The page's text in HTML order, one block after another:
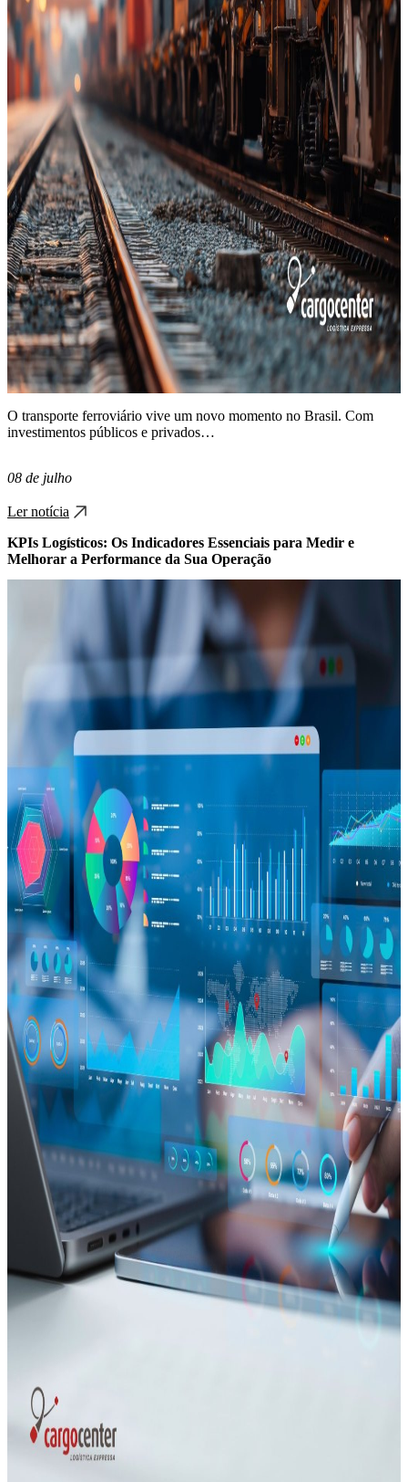
O transporte ferroviário vive um novo momento no Brasil. Com
investimentos públicos e privados…
08 de julho
Ler notícia
KPIs Logísticos: Os Indicadores Essenciais para Medir e
Melhorar a Performance da Sua Operação